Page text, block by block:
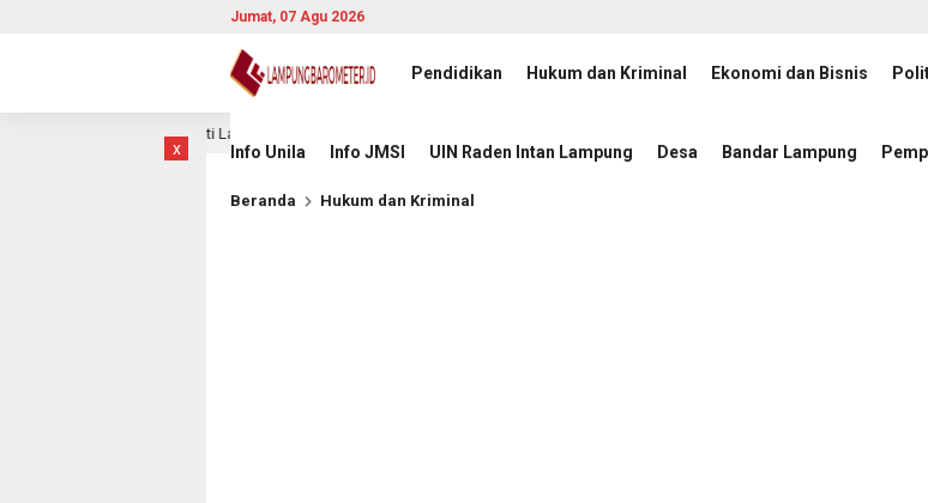
Jumat, 07 Agu 2026
Pendidikan Hukum dan Kriminal Ekonomi dan Bisnis
Info Unila Info JMSI UIN Raden Intan Lampung Desa Bandar Lampung
x
Laga Hidup Mati Lawan Singapura
Beranda Hukum dan Kriminal